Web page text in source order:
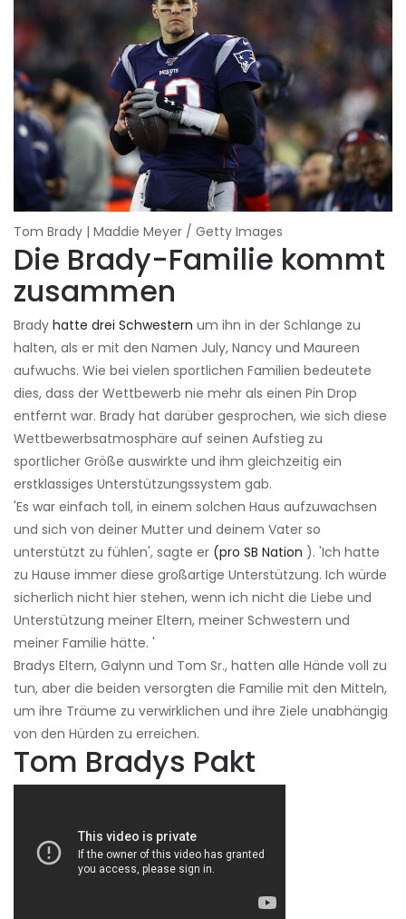
Tom Brady | Maddie Meyer / Getty Images
Die Brady-Familie kommt
zusammen
Brady hatte drei Schwestern um ihn in der Schlange zu
halten, als er mit den Namen July, Nancy und Maureen
aufwuchs. Wie bei vielen sportlichen Familien bedeutete
dies, dass der Wettbewerb nie mehr als einen Pin Drop
entfernt war. Brady hat darüber gesprochen, wie sich diese
Wettbewerbsatmosphäre auf seinen Aufstieg zu
sportlicher Größe auswirkte und ihm gleichzeitig ein
erstklassiges Unterstützungssystem gab.
'Es war einfach toll, in einem solchen Haus aufzuwachsen
und sich von deiner Mutter und deinem Vater so
unterstützt zu fühlen', sagte er (pro SB Nation ). 'Ich hatte
zu Hause immer diese großartige Unterstützung. Ich würde
sicherlich nicht hier stehen, wenn ich nicht die Liebe und
Unterstützung meiner Eltern, meiner Schwestern und
meiner Familie hätte. '
Bradys Eltern, Galynn und Tom Sr., hatten alle Hände voll zu
tun, aber die beiden versorgten die Familie mit den Mitteln,
um ihre Träume zu verwirklichen und ihre Ziele unabhängig
von den Hürden zu erreichen.
Tom Bradys Pakt